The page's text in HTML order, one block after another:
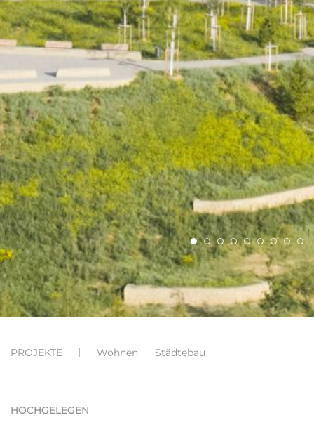
PROJEKTE Wohnen Städtebau
HOCHGELEGEN